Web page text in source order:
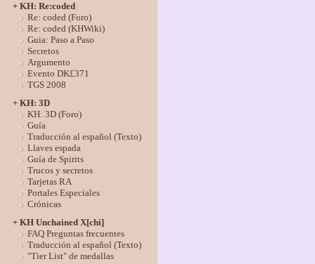
+ KH: Re:coded
Re: coded (Foro)
Re: coded (KHWiki)
Guia: Paso a Paso
Secretos
Argumento
Evento DK£371
TGS 2008
+ KH: 3D
KH: 3D (Foro)
Guía
Traducción al español (Texto)
Llaves espada
Guía de Spirits
Trucos y secretos
Tarjetas RA
Portales Especiales
Crónicas
+ KH Unchained X[chi]
FAQ Preguntas frecuentes
Traducción al español (Texto)
"Tier List" de medallas